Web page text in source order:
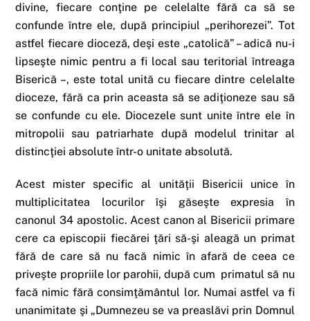
divine, fiecare conţine pe celelalte fără ca să se
confunde între ele, după principiul „perihorezei”. Tot
astfel fiecare dioceză, deşi este „catolică” – adică nu-i
lipseşte nimic pentru a fi local sau teritorial întreaga
Biserică –, este total unită cu fiecare dintre celelalte
dioceze, fără ca prin aceasta să se adiţioneze sau să
se confunde cu ele. Diocezele sunt unite între ele în
mitropolii sau patriarhate după modelul trinitar al
distincţiei absolute într-o unitate absolută.
Acest mister specific al unităţii Bisericii unice în
multiplicitatea locurilor îşi găseşte expresia în
canonul 34 apostolic. Acest canon al Bisericii primare
cere ca episcopii fiecărei ţări să-şi aleagă un primat
fără de care să nu facă nimic în afară de ceea ce
priveşte propriile lor parohii, după cum primatul să nu
facă nimic fără consimţământul lor. Numai astfel va fi
unanimitate şi „Dumnezeu se va preaslăvi prin Domnul